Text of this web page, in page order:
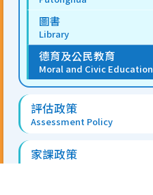
圖書
Library
德育及公民教育
Moral and Civic Education
評估政策
Assessment Policy
家課政策